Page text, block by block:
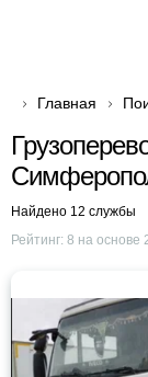
Главная
Найдено 12 службы
Рейтинг: 8 на основе